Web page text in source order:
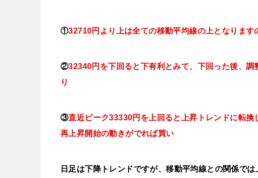
①32710円より上は全ての移動平均線の上となります
②32340円を下回ると下有利とみて、下回った後、
り
③直近ピーク33330円を上回ると上昇トレンドに転
再上昇開始の動きがでれば買い
日足は下降トレンドですが、移動平均線との関係で